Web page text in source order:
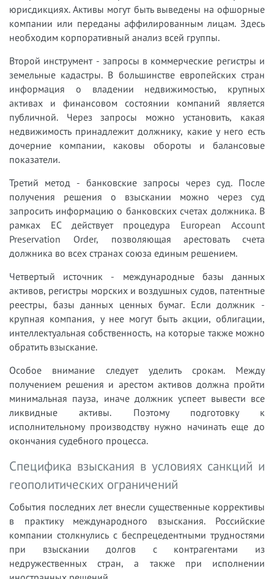
юрисдикциях. Активы могут быть выведены на офшорные
компании или переданы аффилированным лицам. Здесь
необходим корпоративный анализ всей группы.
Второй инструмент - запросы в коммерческие регистры и
земельные кадастры. В большинстве европейских стран
информация о владении недвижимостью, крупных
активах и финансовом состоянии компаний является
публичной. Через запросы можно установить, какая
недвижимость принадлежит должнику, какие у него есть
дочерние компании, каковы обороты и балансовые
показатели.
Третий метод - банковские запросы через суд. После
получения решения о взыскании можно через суд
запросить информацию о банковских счетах должника. В
рамках ЕС действует процедура European Account
Preservation Order, позволяющая арестовать счета
должника во всех странах союза единым решением.
Четвертый источник - международные базы данных
активов, регистры морских и воздушных судов, патентные
реестры, базы данных ценных бумаг. Если должник -
крупная компания, у нее могут быть акции, облигации,
интеллектуальная собственность, на которые также можно
обратить взыскание.
Особое внимание следует уделить срокам. Между
получением решения и арестом активов должна пройти
минимальная пауза, иначе должник успеет вывести все
ликвидные активы. Поэтому подготовку к
исполнительному производству нужно начинать еще до
окончания судебного процесса.
Специфика взыскания в условиях санкций и
геополитических ограничений
События последних лет внесли существенные коррективы
в практику международного взыскания. Российские
компании столкнулись с беспрецедентными трудностями
при взыскании долгов с контрагентами из
недружественных стран, а также при исполнении